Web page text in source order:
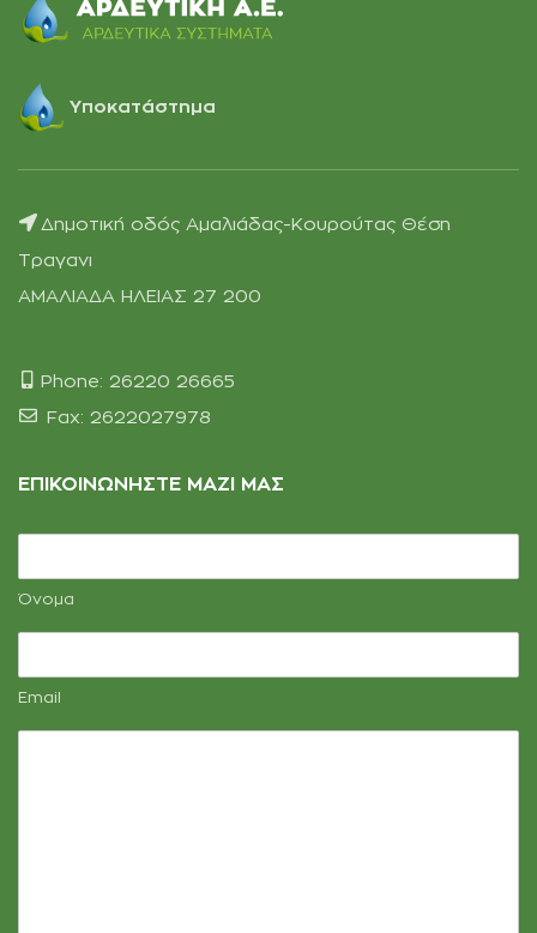
Υποκατάστημα
Δημοτική οδός Αμαλιάδας-Κουρούτας Θέση
Τραγανι
ΑΜΑΛΙΑΔΑ ΗΛΕΙΑΣ 27 200
Phone: 26220 26665
Fax: 2622027978
ΕΠΙΚΟΙΝΩΝΗΣΤΕ ΜΑΖΊ ΜΑΣ
Όνομα
Email